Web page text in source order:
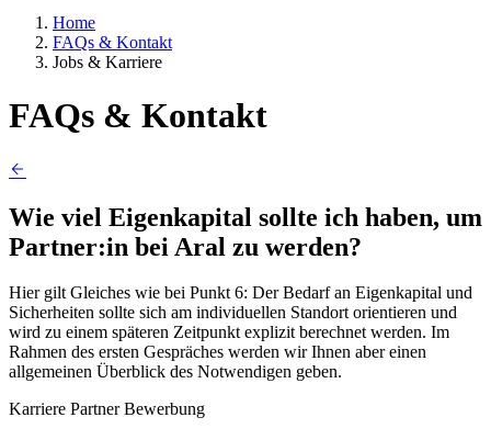
Home
FAQs & Kontakt
Jobs & Karriere
FAQs & Kontakt
Wie viel Eigenkapital sollte ich haben, um
Partner:in bei Aral zu werden?
Hier gilt Gleiches wie bei Punkt 6: Der Bedarf an Eigenkapital und
Sicherheiten sollte sich am individuellen Standort orientieren und
wird zu einem späteren Zeitpunkt explizit berechnet werden. Im
Rahmen des ersten Gespräches werden wir Ihnen aber einen
allgemeinen Überblick des Notwendigen geben.
Karriere Partner Bewerbung